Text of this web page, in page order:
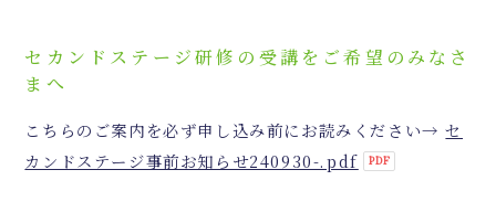
セカンドステージ研修の受講をご希望のみなさ
まへ
こちらのご案内を必ず申し込み前にお読みください→セ
カンドステージ事前お知らせ240930-.pdf